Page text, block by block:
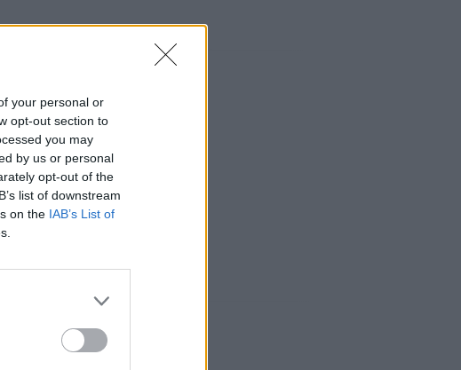
your personal or
opt-out section to
you may
by us or personal
opt-out of the
list of downstream
on the IAB’s List of
sociaux: